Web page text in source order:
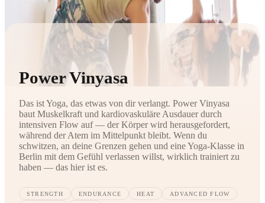
Power Vinyasa
Das ist Yoga, das etwas von dir verlangt. Power Vinyasa
baut Muskelkraft und kardiovaskuläre Ausdauer durch
intensiven Flow auf — der Körper wird herausgefordert,
während der Atem im Mittelpunkt bleibt. Wenn du
schwitzen, an deine Grenzen gehen und eine Yoga-Klasse in
Berlin mit dem Gefühl verlassen willst, wirklich trainiert zu
haben — das hier ist es.
STRENGTH ENDURANCE HEAT ADVANCED FLOW